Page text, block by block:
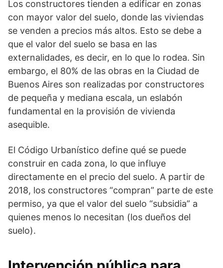
Los constructores tienden a edificar en zonas
con mayor valor del suelo, donde las viviendas
se venden a precios más altos. Esto se debe a
que el valor del suelo se basa en las
externalidades, es decir, en lo que lo rodea. Sin
embargo, el 80% de las obras en la Ciudad de
Buenos Aires son realizadas por constructores
de pequeña y mediana escala, un eslabón
fundamental en la provisión de vivienda
asequible.
El Código Urbanístico define qué se puede
construir en cada zona, lo que influye
directamente en el precio del suelo. A partir de
2018, los constructores “compran” parte de este
permiso, ya que el valor del suelo “subsidia” a
quienes menos lo necesitan (los dueños del
suelo).